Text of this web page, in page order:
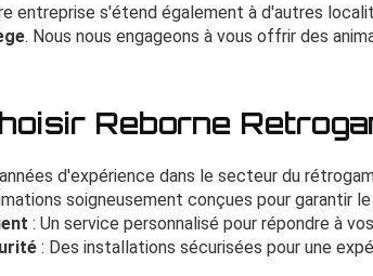
entreprise s'étend également à d'autres
. Nous nous engageons à vous offrir des
Reborne
d'expérience dans le secteur du
soigneusement conçues pour garantir
: Un service personnalisé pour répondre à
: Des installations sécurisées pour une